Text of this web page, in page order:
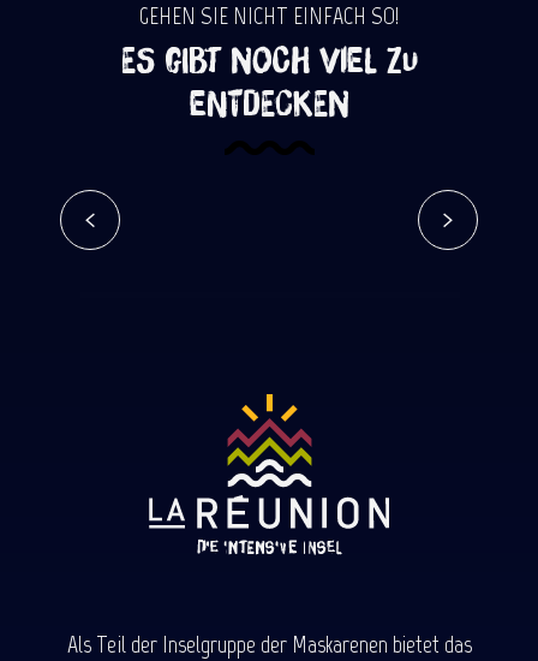
GEHEN SIE NICHT EINFACH SO!
Es gibt noch viel zu
entdecken
Als Teil der Inselgruppe der Maskarenen bietet das